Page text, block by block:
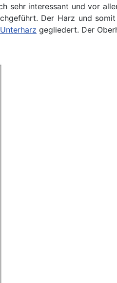
sehr interessant und vor
Der Harz und
Unterharz gegliedert. Der